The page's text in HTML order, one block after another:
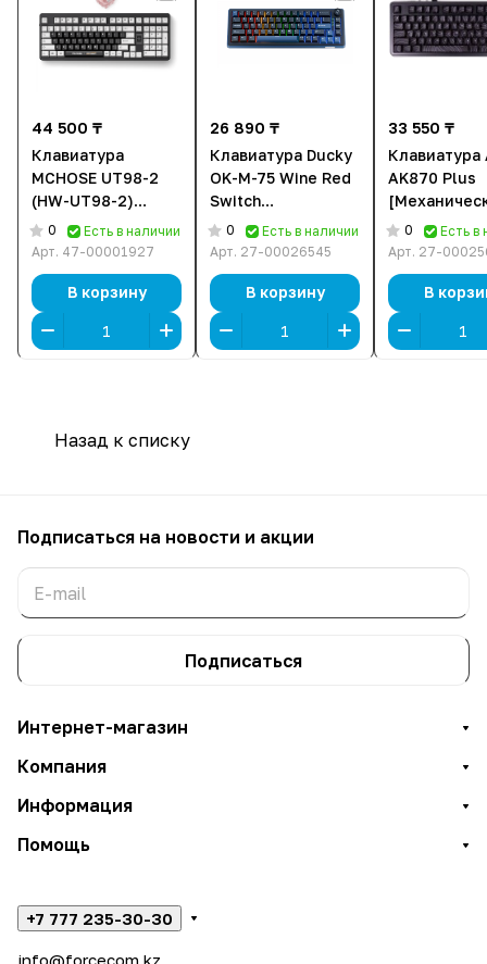
44 500 ₸
Клавиатура
MCHOSE UT98-2
(HW-UT98-2)
[Механическая,
беспроводная,
подсветка,
черная]
0
Есть в наличии
Арт. 47-00001927
В корзину
26 890 ₸
Клавиатура Ducky
OK-M-75 Wine Red
Switch
(DKOKM2583-
KWRUPDCOCH1)
проводная +
беспроводная,
RGB подсветка,
0
Есть в наличии
Арт. 27-00026545
В корзину
33 550 ₸
Клавиатура
AK870 Plus
клавиш - 87,
черная]
0
Есть в
Арт. 27-
В
Назад к списку
Подписаться на новости и акции
Подписаться
Интернет-магазин
Компания
Информация
Помощь
+7 777 235-30-30
info@forcecom.kz